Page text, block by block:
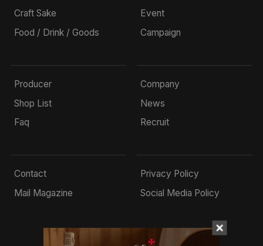
Craft Sake
Food / Drink / Goods
Event
Campaign
Producer
Shop List
Faq
Company
News
Recruit
Contact
Mail Magazine
Privacy Policy
Social Media Policy